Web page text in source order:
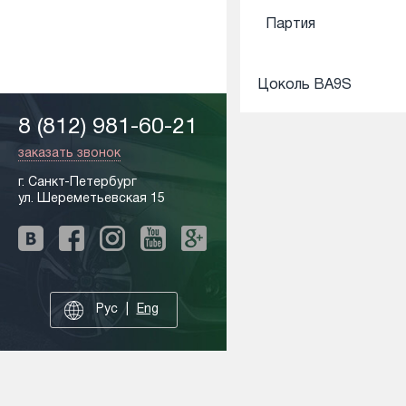
8 (812) 981-60-21
заказать звонок
г. Санкт-Петербург
ул. Шереметьевская 15
Рус Eng
Партия
Цоколь BA9S